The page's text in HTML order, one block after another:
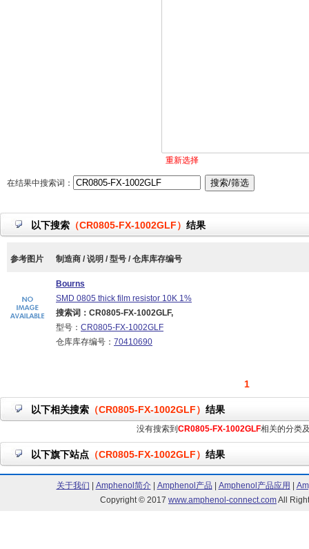
重新选择
在结果中搜索词：
以下搜索 （CR0805-FX-1002GLF） 结果
参考图片 制造商 / 说明 / 型号 / 仓库库存编号
Bourns
SMD 0805 thick film resistor 10K 1%
搜索词：CR0805-FX-1002GLF,
型号： CR0805-FX-1002GLF
仓库库存编号： 70410690
1
以下相关搜索 （CR0805-FX-1002GLF） 结果
没有搜索到 CR0805-FX-1002GLF相关的分类
以下旗下站点 （CR0805-FX-1002GLF） 结果
关于我们 Amphenol简介| Amphenol产品 Amphenol产品应用
Copyright © 2017 www.amphenol-connect.comAll